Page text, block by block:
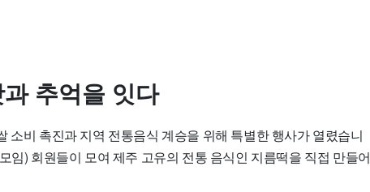
추억을 잇다
소비 촉진과 지역 전통음식 계승을 위해 특별한 행사가 열렸습니
임) 회원들이 모여 제주 고유의 전통 음식인 지름떡을 직접 만들어